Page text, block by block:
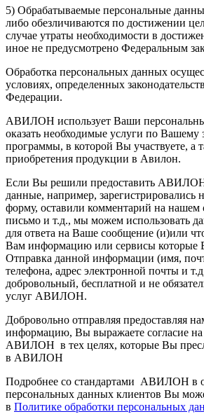
5) Обрабатываемые персональные
либо обезличиваются по достижении
случае утраты необходимости в
иное не предусмотрено Федеральным
Обработка персональных данных
условиях, определенных
Федерации.
АВИЛОН использует Ваши
оказать необходимые услуги по Вашему
программы, в которой Вы участвуете, а
приобретения продукции в Авилон.
Если Вы решили предоставить АВИЛОН
данные, например, зарегистрировались
форму, оставили комментарий на нашем
письмо и т.д., мы можем использовать
для ответа на Ваше сообщение (и)или
Вам информацию или сервисы которые
Отправка данной информации (имя,
телефона, адрес электронной почты и
добровольный, бесплатной и не
услуг АВИЛОН.
Добровольно отправляя предоставляя
информацию, Вы выражаете согласие на
АВИЛОН в тех целях, которые Вы
в АВИЛОН
Подробнее со стандартами АВИЛОН в
персональных данных клиентов Вы
в Политике обработки персональных